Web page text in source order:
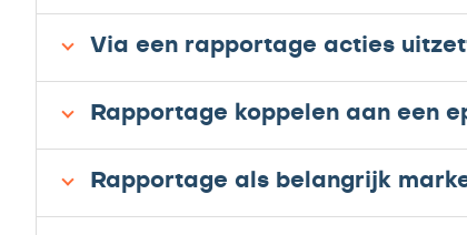
Via een rapportage acties
Rapportage koppelen aan een
Rapportage als belangrijk